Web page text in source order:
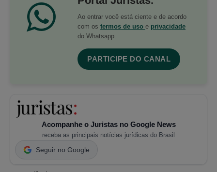
Ao entrar você está ciente e de acordo
com os termos de uso e privacidade
do Whatsapp.
PARTICIPE DO CANAL
Acompanhe o Juristas no Google News
receba as principais notícias jurídicas do Brasil
Seguir no Google